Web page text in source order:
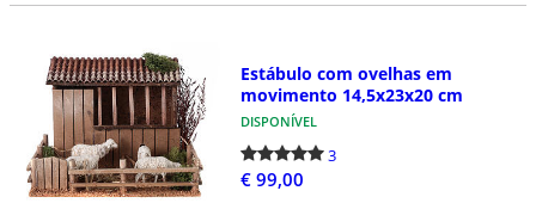
Estábulo com ovelhas em
movimento 14,5x23x20 cm
DISPONÍVEL
3
€ 99,00